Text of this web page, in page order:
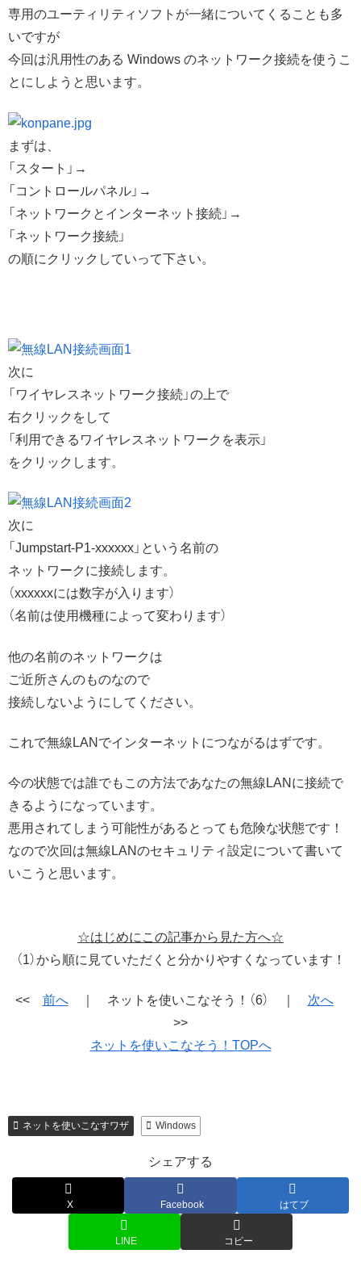
専用のユーティリティソフトが一緒についてくることも多
いですが
今回は汎用性のある Windows のネットワーク接続を使うこ
とにしようと思います。
まずは、
「スタート」→
「コントロールパネル」→
「ネットワークとインターネット接続」→
「ネットワーク接続」
の順にクリックしていって下さい。
次に
「ワイヤレスネットワーク接続」の上で
右クリックをして
「利用できるワイヤレスネットワークを表示」
をクリックします。
次に
「Jumpstart-P1-xxxxxx」という名前の
ネットワークに接続します。
（xxxxxxには数字が入ります）
（名前は使用機種によって変わります）
他の名前のネットワークは
ご近所さんのものなので
接続しないようにしてください。
これで無線LANでインターネットにつながるはずです。
今の状態では誰でもこの方法であなたの無線LANに接続で
きるようになっています。
悪用されてしまう可能性があるとっても危険な状態です！
なので次回は無線LANのセキュリティ設定について書いて
いこうと思います。
☆はじめにこの記事から見た方へ☆
（1）から順に見ていただくと分かりやすくなっています！
<< 前へ｜ ネットを使いこなそう！（6） ｜ 次へ
>>
ネットを使いこなそう！TOPへ
ネットを使いこなすワザ Windows
シェアする
X Facebook はてブ
LINE コピー